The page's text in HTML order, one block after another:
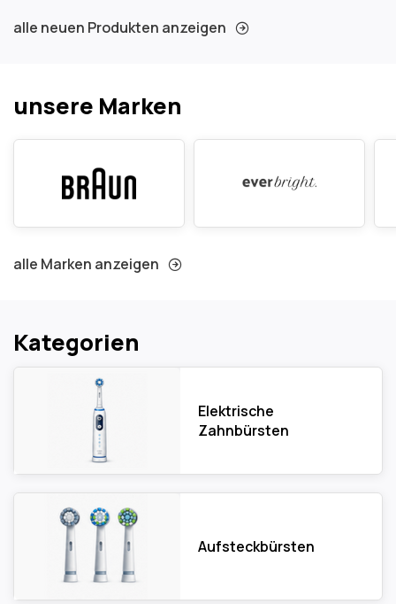
alle neuen Produkten anzeigen
unsere Marken
alle Marken anzeigen
Kategorien
Elektrische
Zahnbürsten
Aufsteckbürsten